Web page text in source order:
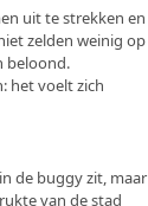
uit te strekken en
zelden weinig op
beloond.
het voelt zich
de buggy zit, maar
van de stad